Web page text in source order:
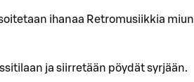
ihanaa Retromusiikkia miun
ja siirretään pöydät syrjään.